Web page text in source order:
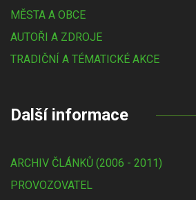
MĚSTA A OBCE
AUTOŘI A ZDROJE
TRADIČNÍ A TÉMATICKÉ AKCE
Další informace
ARCHIV ČLÁNKŮ (2006 - 2011)
PROVOZOVATEL